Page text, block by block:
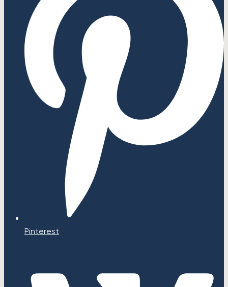
Pinterest